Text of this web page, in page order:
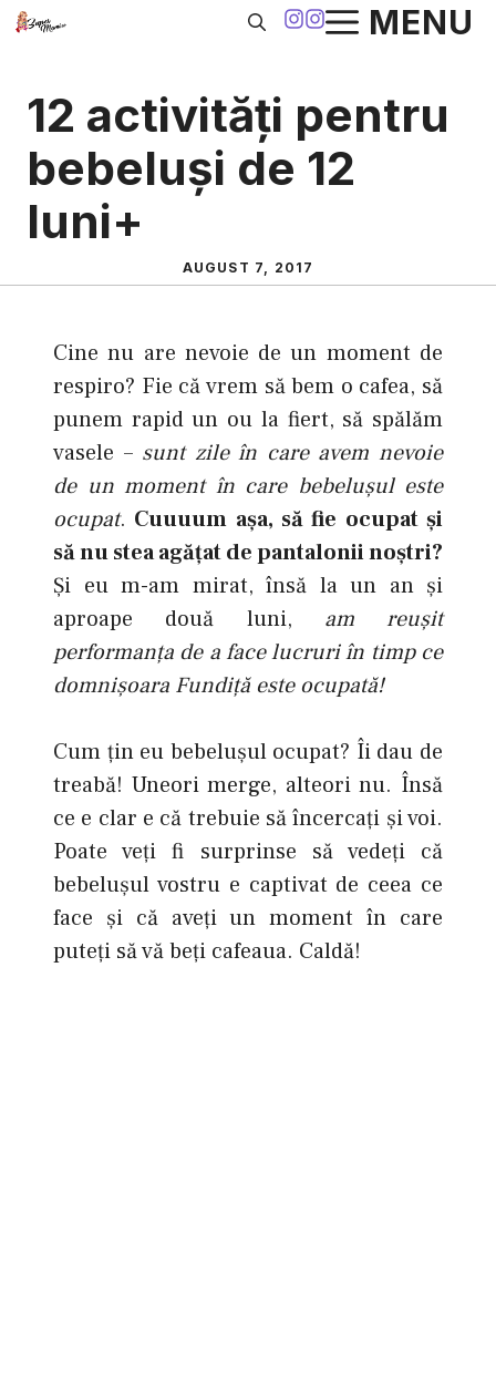
Sari
MENU
12 activităţi pentru
bebeluşi de 12
luni+
AUGUST 7, 2017
Cine nu are nevoie de un moment de
respiro? Fie că vrem să bem o cafea, să
punem rapid un ou la fiert, să spălăm
vasele – sunt zile în care avem nevoie
de un moment în care bebeluşul este
ocupat. Cuuuum aşa, să fie ocupat şi
să nu stea agăţat de pantalonii noştri?
Şi eu m-am mirat, însă la un an şi
aproape două luni, am reuşit
performanţa de a face lucruri în timp ce
domnişoara Fundiţă este ocupată!
Cum ţin eu bebeluşul ocupat? Îi dau de
treabă! Uneori merge, alteori nu. Însă
ce e clar e că trebuie să încercaţi şi voi.
Poate veţi fi surprinse să vedeţi că
bebeluşul vostru e captivat de ceea ce
face şi că aveţi un moment în care
puteţi să vă beţi cafeaua. Caldă!